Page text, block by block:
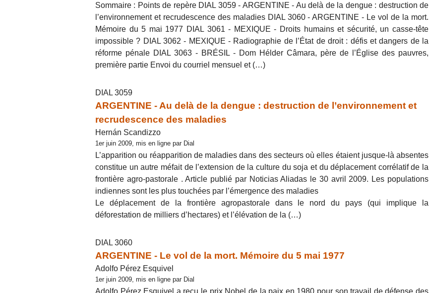
Sommaire : Points de repère DIAL 3059 - ARGENTINE - Au delà de la dengue : destruction de
l’environnement et recrudescence des maladies DIAL 3060 - ARGENTINE - Le vol de la mort.
Mémoire du 5 mai 1977 DIAL 3061 - MEXIQUE - Droits humains et sécurité, un casse-tête
impossible ? DIAL 3062 - MEXIQUE - Radiographie de l’État de droit : défis et dangers de la
réforme pénale DIAL 3063 - BRÉSIL - Dom Hélder Câmara, père de l’Église des pauvres,
première partie Envoi du courriel mensuel et (…)
DIAL 3059
ARGENTINE - Au delà de la dengue : destruction de l’environnement et
recrudescence des maladies
Hernán Scandizzo
1er juin 2009, mis en ligne par Dial
L’apparition ou réapparition de maladies dans des secteurs où elles étaient jusque-là absentes
constitue un autre méfait de l’extension de la culture du soja et du déplacement corrélatif de la
frontière agro-pastorale . Article publié par Noticias Aliadas le 30 avril 2009. Les populations
indiennes sont les plus touchées par l’émergence des maladies
Le déplacement de la frontière agropastorale dans le nord du pays (qui implique la
déforestation de milliers d’hectares) et l’élévation de la (…)
DIAL 3060
ARGENTINE - Le vol de la mort. Mémoire du 5 mai 1977
Adolfo Pérez Esquivel
1er juin 2009, mis en ligne par Dial